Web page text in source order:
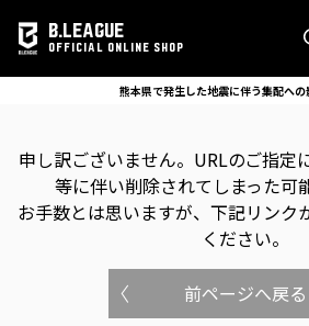
B.LEAGUE
OFFICIAL ONLINE SHOP
熊本県で発生した地震に伴う集配への
申し訳ございません。 URLのご指定
等に伴い削除されてしまった可
お手数とは思いますが、下記リンク
ください。
前ページへ戻る